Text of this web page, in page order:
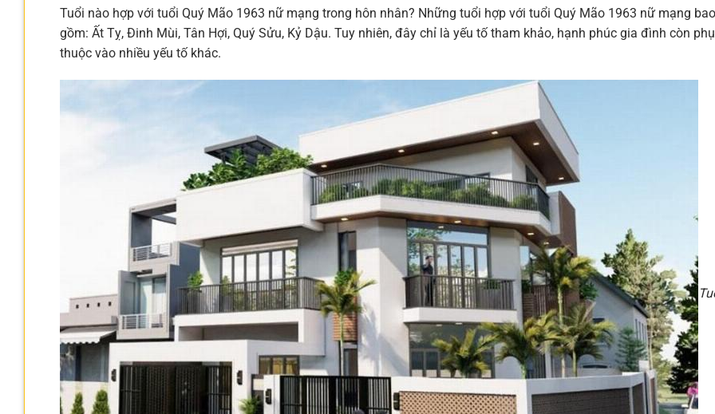
Tuổi nào hợp với tuổi Quý Mão 1963 nữ mạng trong hôn nhân? Những tuổi hợp với tuổi Quý Mão 1963 nữ mạng bao
gồm: Ất Tỵ, Đinh Mùi, Tân Hợi, Quý Sửu, Kỷ Dậu. Tuy nhiên, đây chỉ là yếu tố tham khảo, hạnh phúc gia đình còn phụ
thuộc vào nhiều yếu tố khác.